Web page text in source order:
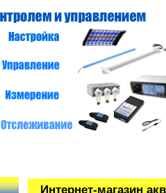
Интернет-магазин